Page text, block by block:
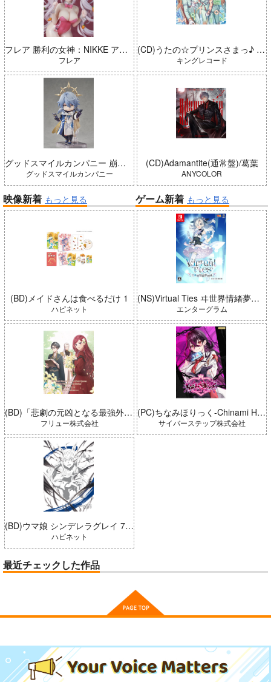
フレア 勝利の女神：NIKKE アリス：ワンダーランドバニー 完成品
フレア
グッドスマイルカンパニー 崩壊：スターレイル ねんどろいどどーる サンデー 完成品
グッドスマイルカンパニー
(CD)うたの☆プリンスさまっ♪ LIVE EMOTION 2nd Anniversary CD トキヤ・カミュ・瑛二・大和
キングレコード
(CD)Adamantite(通常盤)/葛葉
ANYCOLOR
映像新着 もっと見る
(BD)メイドさんは食べるだけ 1
ハピネット
(BD)「悲劇の元凶となる最強外道ラスボス女王は民の為に尽くします。 Season2」BD-BOX 上巻
フリュー株式会社
(BD)ウマ娘 シンデレラグレイ 7 豪華版 (とらのあな限定版)
ハピネット
ゲーム新着 もっと見る
(NS)Virtual Ties ヰ世界情緒夢想曲 完全生産限定版
エンターグラム
(PC)ちなみほりっく-Chinami Holic 特典付き 限定ボックス
サイバーステップ株式会社
最近チェックした作品